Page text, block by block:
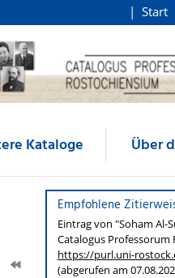
Start
Kataloge Über
Empfohlene
Eintrag von "Soham Al-
Catalogus Professorum
https://purl.uni-
(abgerufen am